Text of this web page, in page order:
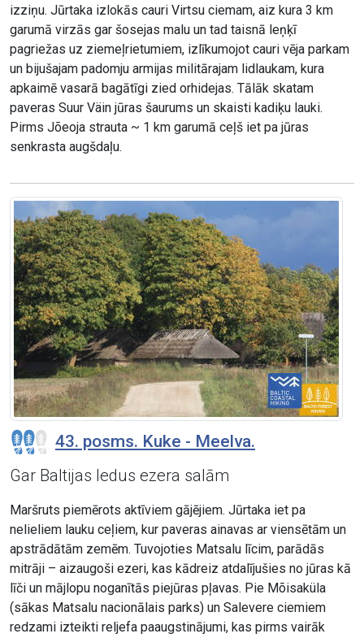
izziņu. Jūrtaka izlokās cauri Virtsu ciemam, aiz kura 3 km
garumā virzās gar šosejas malu un tad taisnā leņķī
pagriežas uz ziemeļrietumiem, izlīkumojot cauri vēja parkam
un bijušajam padomju armijas militārajam lidlaukam, kura
apkaimē vasarā bagātīgi zied orhidejas. Tālāk skatam
paveras Suur Väin jūras šaurums un skaisti kadiķu lauki.
Pirms Jõeoja strauta ~ 1 km garumā ceļš iet pa jūras
senkrasta augšdaļu.
43. posms. Kuke - Meelva.
Gar Baltijas ledus ezera salām
Maršruts piemērots aktīviem gājējiem. Jūrtaka iet pa
nelieliem lauku ceļiem, kur paveras ainavas ar viensētām un
apstrādātām zemēm. Tuvojoties Matsalu līcim, parādās
mitrāji – aizaugoši ezeri, kas kādreiz atdalījušies no jūras kā
līči un mājlopu noganītās piejūras pļavas. Pie Mõisaküla
(sākas Matsalu nacionālais parks) un Salevere ciemiem
redzami izteikti reljefa paaugstinājumi, kas pirms vairāk